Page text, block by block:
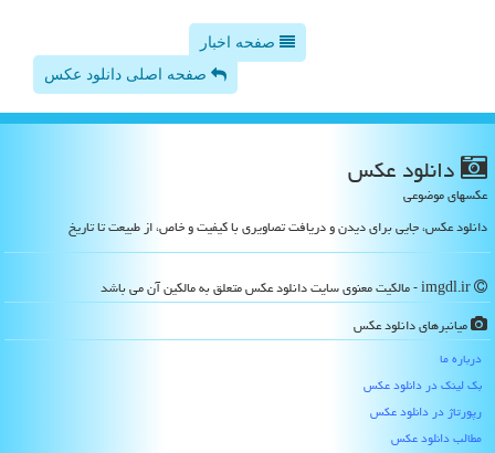
صفحه اخبار
صفحه اصلی دانلود عکس
دانلود عكس
عکسهای موضوعی
دانلود عکس، جایی برای دیدن و دریافت تصاویری با کیفیت و خاص، از طبیعت تا تاریخ
میانبرهای دانلود عكس
درباره ما
بک لینک در دانلود عكس
رپورتاژ در دانلود عكس
مطالب دانلود عكس